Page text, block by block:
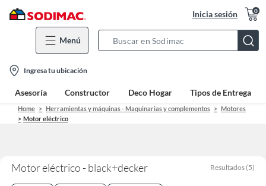
Inicia sesión 0
Menú
Bar
location-
icon
Ingresa tu ubicación
Asesoría Constructor Deco Hogar Tipos de Entrega
Home Herramientas y máquinas - Maquinarias y complementos
Motores
Motor eléctrico
Motor eléctrico - black+decker Resultados (5)